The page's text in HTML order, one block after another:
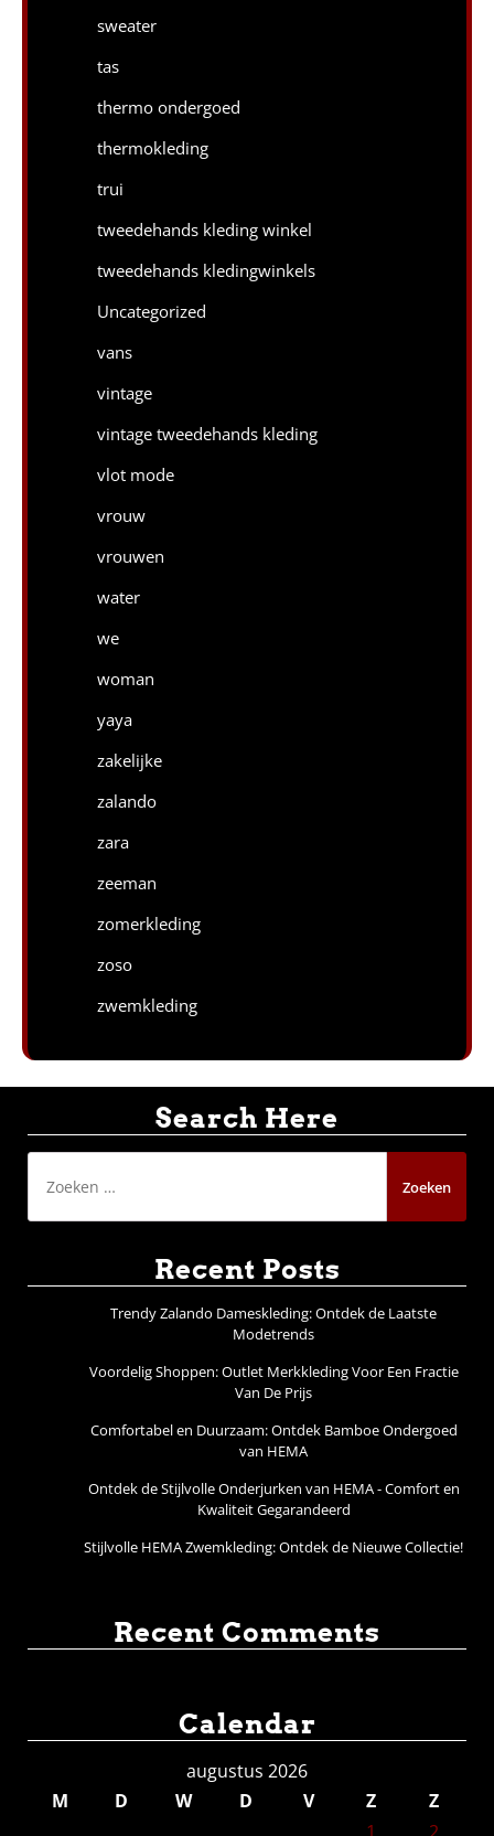
sweater
tas
thermo ondergoed
thermokleding
trui
tweedehands kleding winkel
tweedehands kledingwinkels
Uncategorized
vans
vintage
vintage tweedehands kleding
vlot mode
vrouw
vrouwen
water
we
woman
yaya
zakelijke
zalando
zara
zeeman
zomerkleding
zoso
zwemkleding
Search Here
naar:
Recent Posts
Trendy Zalando Dameskleding: Ontdek de Laatste
Modetrends
Voordelig Shoppen: Outlet Merkkleding Voor Een Fractie
Van De Prijs
Comfortabel en Duurzaam: Ontdek Bamboe Ondergoed
van HEMA
Ontdek de Stijlvolle Onderjurken van HEMA - Comfort en
Kwaliteit Gegarandeerd
Stijlvolle HEMA Zwemkleding: Ontdek de Nieuwe Collectie!
Recent Comments
Calendar
augustus 2026
M
D W D V Z
Z